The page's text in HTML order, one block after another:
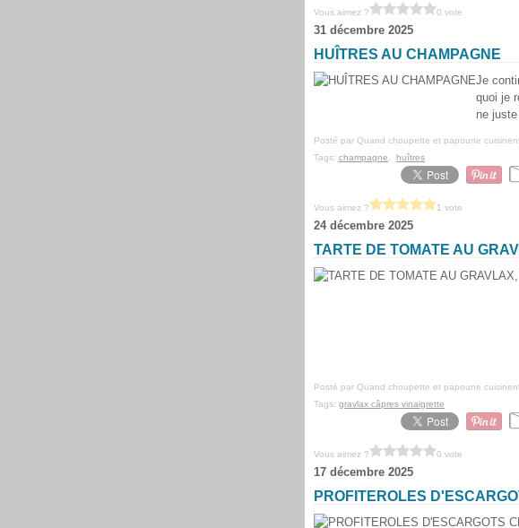
Vous aimez ? 0 vote
31 décembre 2025
HUÎTRES AU CHAMPAGNE
Je
quoi je
ne
Posté par Quand choupette et papoune
Tags: champagne huîtres
Vous aimez ? 1 vote
24 décembre 2025
TARTE DE TOMATE AU
Posté par Quand choupette et papoune
Tags: gravlax câpres vinaigrette
Vous aimez ? 0 vote
17 décembre 2025
PROFITEROLES